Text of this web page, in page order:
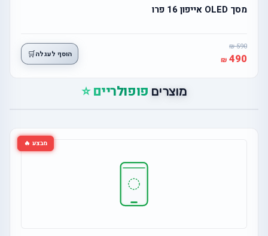
מסך OLED אייפון 16 פרו
590
490 הוסף לעגלה🛒
מוצרים פופולריים ⭐
מבצע 🔥